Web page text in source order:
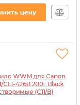
2)
цену